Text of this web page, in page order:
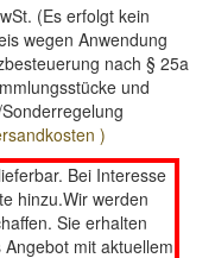
(Es erfolgt kein
wegen Anwendung
nach § 25a
und
)
Bei Interesse
hinzu.Wir werden
Sie erhalten
mit aktuellem